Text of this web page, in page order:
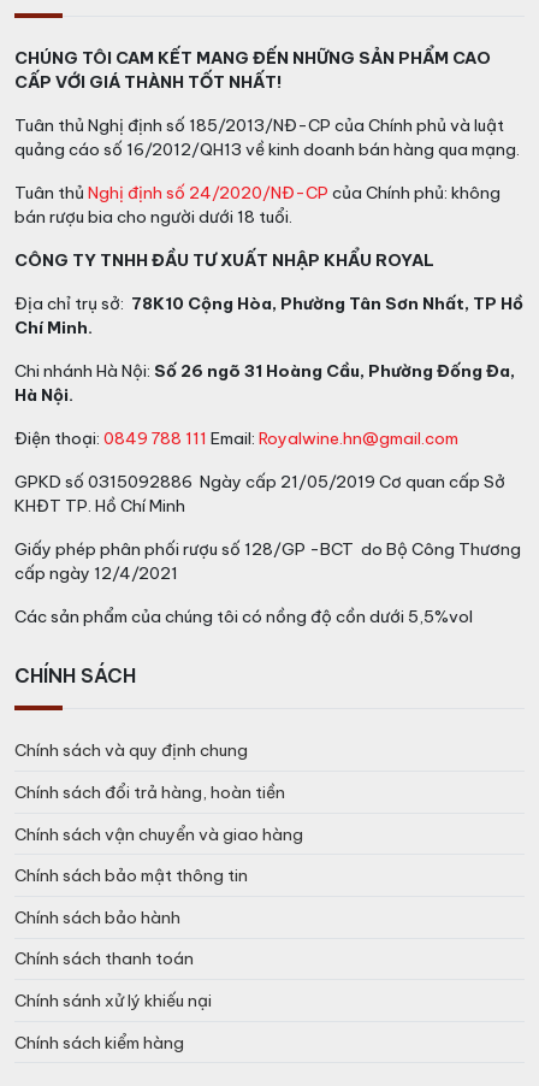
CHÚNG TÔI CAM KẾT MANG ĐẾN NHỮNG SẢN PHẨM CAO
CẤP VỚI GIÁ THÀNH TỐT NHẤT!
Tuân thủ Nghị định số 185/2013/NĐ-CP của Chính phủ và luật
quảng cáo số 16/2012/QH13 về kinh doanh bán hàng qua mạng.
Tuân thủ Nghị định số 24/2020/NĐ-CP của Chính phủ: không
bán rượu bia cho người dưới 18 tuổi.
CÔNG TY TNHH ĐẦU TƯ XUẤT NHẬP KHẨU ROYAL
Địa chỉ trụ sở: 78K10 Cộng Hòa, Phường Tân Sơn Nhất, TP Hồ
Chí Minh.
Chi nhánh Hà Nội: Số 26 ngõ 31 Hoàng Cầu, Phường Đống Đa,
Hà Nội.
Điện thoại: 0849 788 111 Email: Royalwine.hn@gmail.com
GPKD số 0315092886 Ngày cấp 21/05/2019 Cơ quan cấp Sở
KHĐT TP. Hồ Chí Minh
Giấy phép phân phối rượu số 128/GP -BCT do Bộ Công Thương
cấp ngày 12/4/2021
Các sản phẩm của chúng tôi có nồng độ cồn dưới 5,5%vol
CHÍNH SÁCH
Chính sách và quy định chung
Chính sách đổi trả hàng, hoàn tiền
Chính sách vận chuyển và giao hàng
Chính sách bảo mật thông tin
Chính sách bảo hành
Chính sách thanh toán
Chính sánh xử lý khiếu nại
Chính sách kiểm hàng